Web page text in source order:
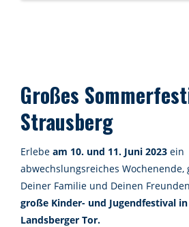
Großes
Strausberg
Erlebe am 10. und 11. Juni 2023 ein
abwechslungsreiches Wochenende,
Deiner Familie und Deinen
große Kinder- und Jugendfestival
Landsberger Tor.